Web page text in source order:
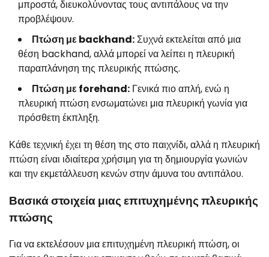
μπροστά, διευκολύνοντας τους αντιπάλους να την
προβλέψουν.
Πτώση με backhand:Συχνά εκτελείται από μια
θέση backhand, αλλά μπορεί να λείπει η πλευρική
παραπλάνηση της πλευρικής πτώσης.
Πτώση με forehand: Γενικά πιο απλή, ενώ η
πλευρική πτώση ενσωματώνει μια πλευρική γωνία για
πρόσθετη έκπληξη.
Κάθε τεχνική έχει τη θέση της στο παιχνίδι, αλλά η πλευρική
πτώση είναι ιδιαίτερα χρήσιμη για τη δημιουργία γωνιών
και την εκμετάλλευση κενών στην άμυνα του αντιπάλου.
Βασικά στοιχεία μιας επιτυχημένης πλευρικής
πτώσης
Για να εκτελέσουν μια επιτυχημένη πλευρική πτώση, οι